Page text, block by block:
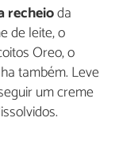
recheioda
de leite, o
Oreo, o
também. Leve
um creme